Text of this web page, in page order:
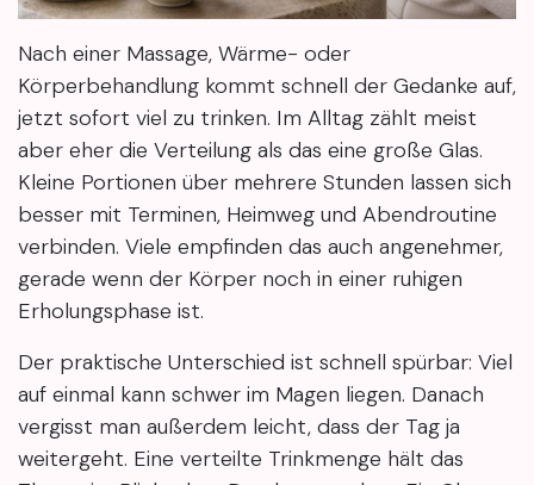
Nach einer Massage, Wärme- oder
Körperbehandlung kommt schnell der Gedanke auf,
jetzt sofort viel zu trinken. Im Alltag zählt meist
aber eher die Verteilung als das eine große Glas.
Kleine Portionen über mehrere Stunden lassen sich
besser mit Terminen, Heimweg und Abendroutine
verbinden. Viele empfinden das auch angenehmer,
gerade wenn der Körper noch in einer ruhigen
Erholungsphase ist.
Der praktische Unterschied ist schnell spürbar: Viel
auf einmal kann schwer im Magen liegen. Danach
vergisst man außerdem leicht, dass der Tag ja
weitergeht. Eine verteilte Trinkmenge hält das